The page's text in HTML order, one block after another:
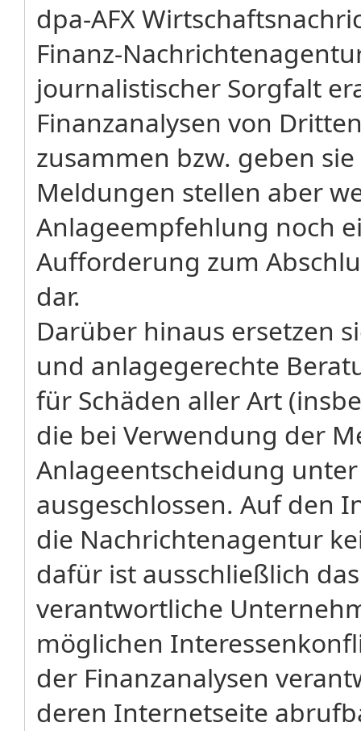
dpa-AFX
Finanz-
journalistischer Sorgfalt
Finanzanalysen von
zusammen bzw. geben
Meldungen stellen aber
Anlageempfehlung noch
Aufforderung zum
dar.
Darüber hinaus ersetzen
und anlagegerechte
für Schäden aller Art
die bei Verwendung der
Anlageentscheidung
ausgeschlossen. Auf den
die Nachrichtenagentur
dafür ist ausschließlich
verantwortliche
möglichen
der Finanzanalysen
deren Internetseite